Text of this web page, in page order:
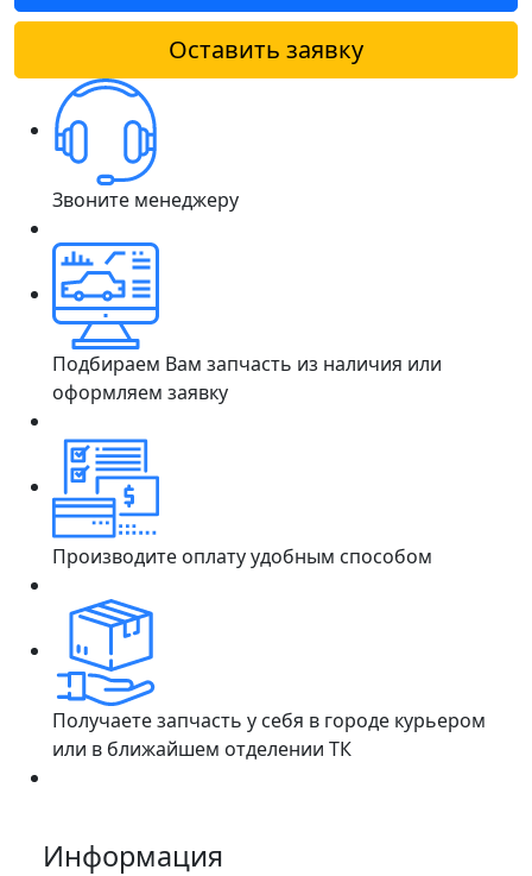
Оставить заявку
Звоните менеджеру
Подбираем Вам запчасть из наличия или
оформляем заявку
Производите оплату удобным способом
Получаете запчасть у себя в городе курьером
или в ближайшем отделении ТК
Информация